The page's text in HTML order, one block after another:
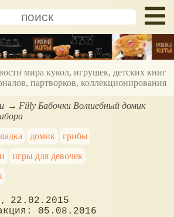
мира кукол, игрушек, детских книг
партворков, коллекционирования
Filly Бабочки Волшебный домик
домик
грибы
игры для девочек
22.02.2015
05.08.2016